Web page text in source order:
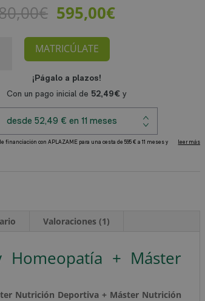
€ El
precio
original
era:
2.380,00€.
595,00€El
MATRICÚLATE
Valoraciones (1)
+ Máster
Nutrición Deportiva + Máster Nutrición